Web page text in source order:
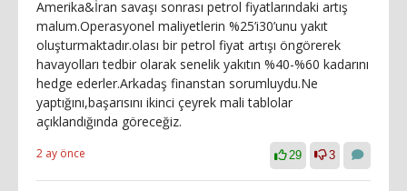
Amerika&İran savaşı sonrası petrol fiyatlarındaki artış
malum.Operasyonel maliyetlerin %25’i30’unu yakıt
oluşturmaktadır.olası bir petrol fiyat artışı öngörerek
havayolları tedbir olarak senelik yakıtın %40-%60 kadarını
hedge ederler.Arkadaş finanstan sorumluydu.Ne
yaptığını,başarısını ikinci çeyrek mali tablolar
açıklandığında göreceğiz.
2 ay önce 29 3